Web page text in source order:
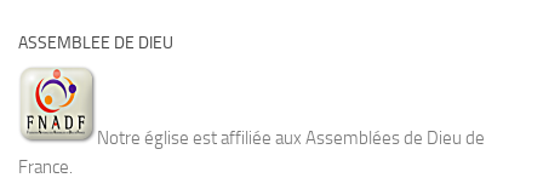
ASSEMBLEE DE DIEU
Notre église est affiliée aux Assemblées de Dieu de
France.